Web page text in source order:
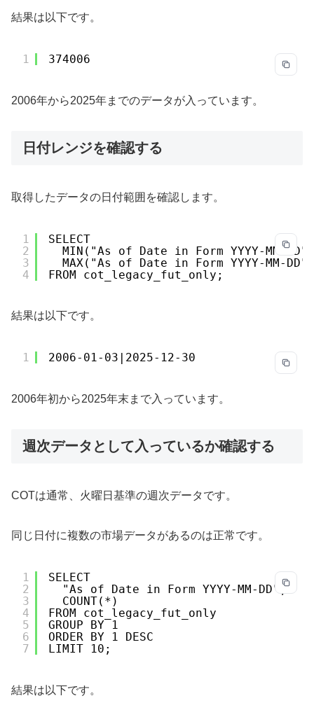
結果は以下です。
1 374006
2006年から2025年までのデータが入っています。
日付レンジを確認する
取得したデータの日付範囲を確認します。
1
2
3
4
SELECT
MIN("As of Date in Form YYYY-MM-
MAX("As of Date in Form YYYY-MM-DD")
FROM cot_legacy_fut_only;
結果は以下です。
1 2006-01-03|2025-12-30
2006年初から2025年末まで入っています。
週次データとして入っているか確認する
COTは通常、火曜日基準の週次データです。
同じ日付に複数の市場データがあるのは正常です。
1
2
3
4
5
6
7
SELECT
"As of Date in Form YYYY-MM-DD",
COUNT(*)
FROM cot_legacy_fut_only
GROUP BY 1
ORDER BY 1 DESC
LIMIT 10;
結果は以下です。